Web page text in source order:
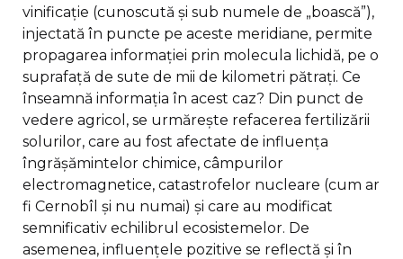
vinificație (cunoscută și sub numele de „boască”),
injectată în puncte pe aceste meridiane, permite
propagarea informației prin molecula lichidă, pe o
suprafață de sute de mii de kilometri pătrați. Ce
înseamnă informația în acest caz? Din punct de
vedere agricol, se urmărește refacerea fertilizării
solurilor, care au fost afectate de influența
îngrășămintelor chimice, câmpurilor
electromagnetice, catastrofelor nucleare (cum ar
fi Cernobîl și nu numai) și care au modificat
semnificativ echilibrul ecosistemelor. De
asemenea, influențele pozitive se reflectă și în